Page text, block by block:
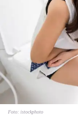
Foto: istockphoto